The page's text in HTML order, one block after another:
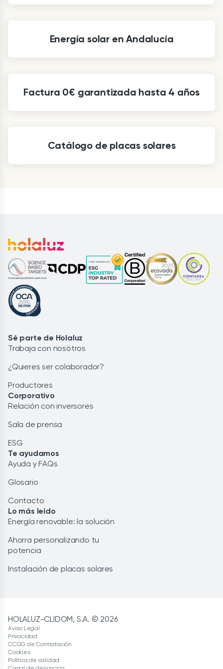
Energía solar en Andalucía
Factura 0€ garantizada hasta 4 años
Catálogo de placas solares
Sé parte de Holaluz
Trabaja con nosotros
¿Quieres ser colaborador?
Productores
Corporativo
Relación con inversores
Sala de prensa
ESG
Te ayudamos
Ayuda y FAQs
Glosario
Contacto
Lo más leído
Energía renovable: la solución
Ahorra personalizando tu
potencia
Instalación de placas solares
HOLALUZ-CLIDOM, S.A. © 2026
Aviso Legal
Privacidad
CCGG de Contratación
Cookies
Política de calidad